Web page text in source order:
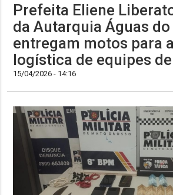
Prefeita Eliene
da Autarquia Águas
entregam motos para
logística de equipes
15/04/2026 - 14:16